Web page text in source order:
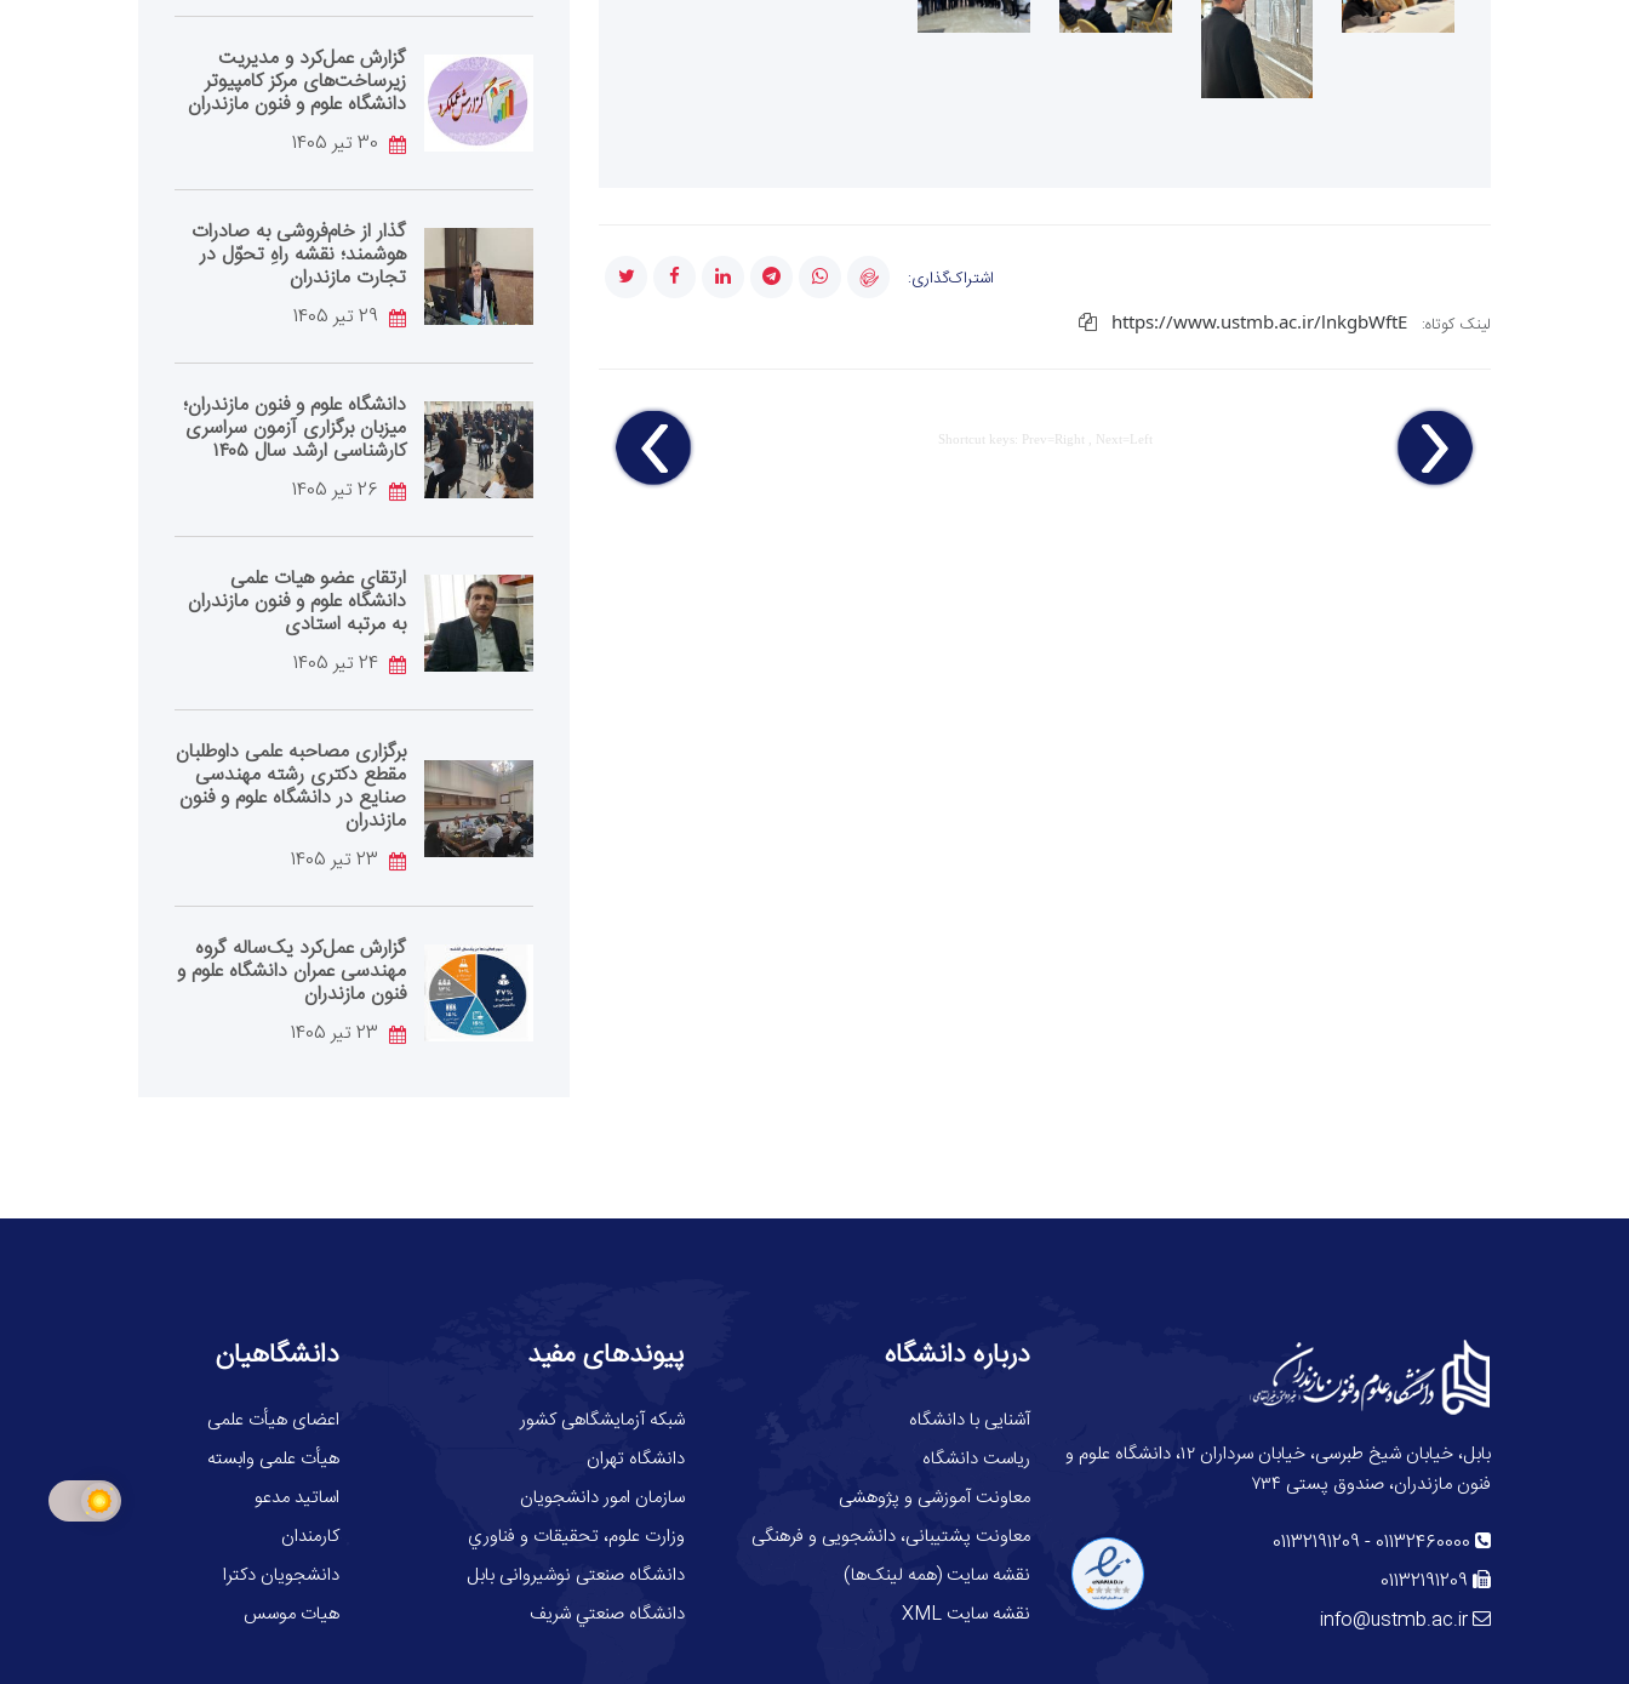
اشتراک‌گذاری:
لینک کوتاه:
https://www.ustmb.ac.ir/lnkgbWftE
Shortcut keys: Prev=Right , Next=Left
گزارش عمل‌کرد و مدیریت
زیرساخت‌های مرکز کامپیوتر
دانشگاه علوم و فنون مازندران
گذار از خام‌فروشی به صادرات
هوشمند؛ نقشه راهِ تحوّل در
تجارت مازندران
دانشگاه علوم و فنون مازندران؛
میزبان برگزاری آزمون سراسری
کارشناسی‌ ارشد سال ۱۴۰۵
ارتقای عضو هیات علمی
دانشگاه علوم و فنون مازندران
به مرتبه استادی
برگزاری مصاحبه علمی داوطلبان
مقطع دکتری رشته مهندسی
صنایع در دانشگاه علوم و فنون
مازندران
گزارش عمل‌کرد یک‌ساله گروه
مهندسی عمران دانشگاه علوم و
فنون مازندران
بابل، خیابان شیخ طبرسی، خیابان سرداران ۱۲، دانشگاه علوم و
فنون مازندران، صندوق پستی ۷۳۴
01132460000
-
01132191209
01132191209
info@ustmb.ac.ir
درباره دانشگاه
آشنایی با دانشگاه
ریاست دانشگاه
معاونت آموزشی و پژوهشی
معاونت پشتیبانی، دانشجویی و فرهنگی
نقشه سایت (همه لینک‌ها)
نقشه سایت XML
پیوندهای مفید
شبکه آزمایشگاهی کشور
دانشگاه تهران
سازمان امور دانشجویان
وزارت علوم، تحقيقات و فناوري
دانشگاه صنعتی نوشیروانی بابل
دانشگاه صنعتي شريف
دانشگاهیان
اعضای هیأت علمی
هیأت علمی وابسته
اساتید مدعو
کارمندان
دانشجویان دکترا
هیات موسس